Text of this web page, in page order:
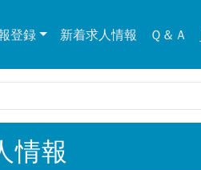
登録 新着求人情報 Ｑ＆Ａ
情報